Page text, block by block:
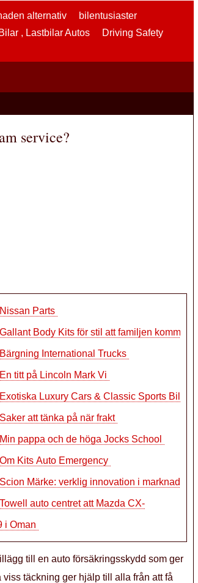
alternativ
bilentusiaster
Bilar , Lastbilar Autos
Driving Safety
service?
Nissan Parts
Gallant Body Kits för stil att familjen komm
Bärgning International Trucks
En titt på Lincoln Mark Vi
Exotiska Luxury Cars & Classic Sports Bilhand
Saker att tänka på när frakt
Min pappa och de höga Jocks School
Om Kits Auto Emergency
Scion Märke: verklig innovation i marknadsfö
Towell auto centret att Mazda CX-
i Oman
till en auto försäkringsskydd som ger
täckning ger hjälp till alla från att få